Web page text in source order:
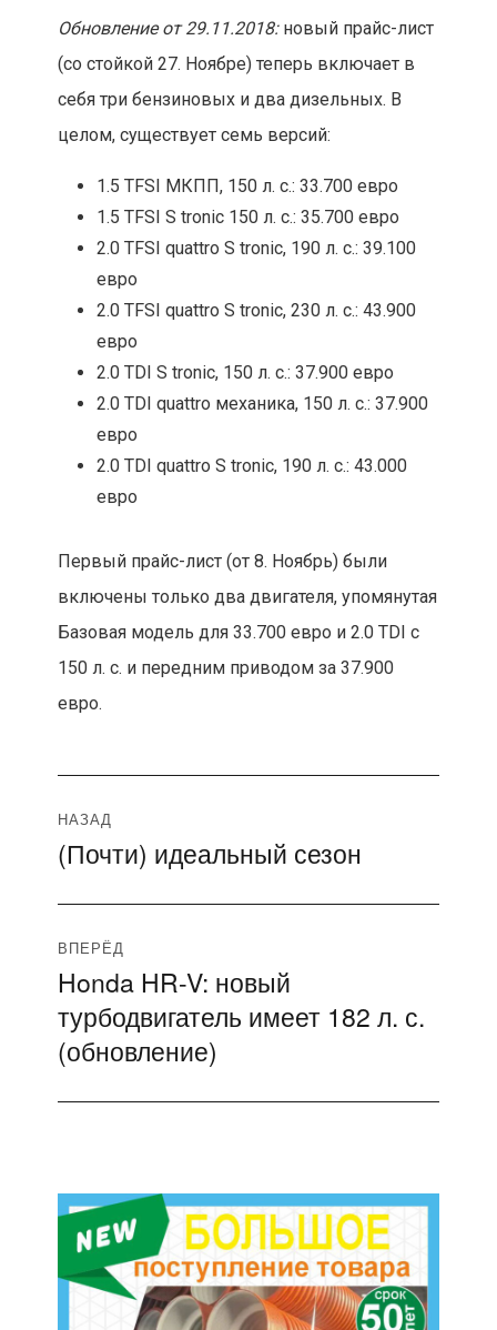
Обновление от 29.11.2018:новый прайс-лист
(со стойкой 27. Ноябре) теперь включает в
себя три бензиновых и два дизельных. В
целом, существует семь версий:
1.5 TFSI МКПП, 150 л. с.: 33.700 евро
1.5 TFSI S tronic 150 л. с.: 35.700 евро
2.0 TFSI quattro S tronic, 190 л. с.: 39.100
евро
2.0 TFSI quattro S tronic, 230 л. с.: 43.900
евро
2.0 TDI S tronic, 150 л. с.: 37.900 евро
2.0 TDI quattro механика, 150 л. с.: 37.900
евро
2.0 TDI quattro S tronic, 190 л. с.: 43.000
евро
Первый прайс-лист (от 8. Ноябрь) были
включены только два двигателя, упомянутая
Базовая модель для 33.700 евро и 2.0 TDI с
150 л. с. и передним приводом за 37.900
евро.
Навигация
по
записям
НАЗАД
Предыдущая
(Почти) идеальный сезон
ВПЕРЁД
Следующая
запись:
Honda HR-V: новый
турбодвигатель имеет 182 л. с.
(обновление)